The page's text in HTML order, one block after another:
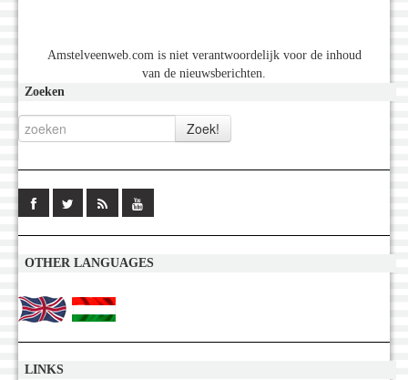
Amstelveenweb.com is niet verantwoordelijk voor de inhoud
van de nieuwsberichten.
Zoeken
OTHER LANGUAGES
LINKS